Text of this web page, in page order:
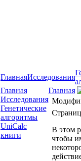
ГлавнаяИсследования
Главная
Исследования
Генетические
алгоритмы
UniCalc
книги
Главная
В этом
чтобы